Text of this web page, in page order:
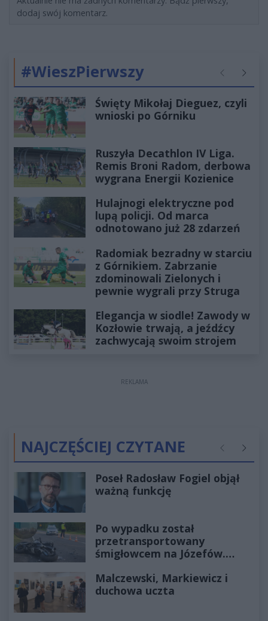
dodaj swój komentarz.
#WieszPierwszy Poprzednie
Święty Mikołaj Dieguez, czyli
wnioski po Górniku
Ruszyła Decathlon IV Liga.
Remis Broni Radom, derbowa
wygrana Energii Kozienice
Hulajnogi elektryczne pod
lupą policji. Od marca
odnotowano już 28 zdarzeń
Radomiak bezradny w starciu
z Górnikiem. Zabrzanie
zdominowali Zielonych i
pewnie wygrali przy Struga
Elegancja w siodle! Zawody w
Kozłowie trwają, a jeźdźcy
zachwycają swoim strojem
REKLAMA
NAJCZĘŚCIEJ CZYTANE Poprzednie
Poseł Radosław Fogiel objął
ważną funkcję
Po wypadku został
przetransportowany
śmigłowcem na Józefów.
Malczewski, Markiewicz i
duchowa uczta